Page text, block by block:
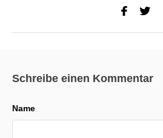
Schreibe einen Kommentar
Name